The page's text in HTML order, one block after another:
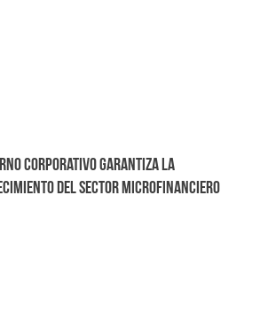
corporativo garantiza la
del sector microfinanciero